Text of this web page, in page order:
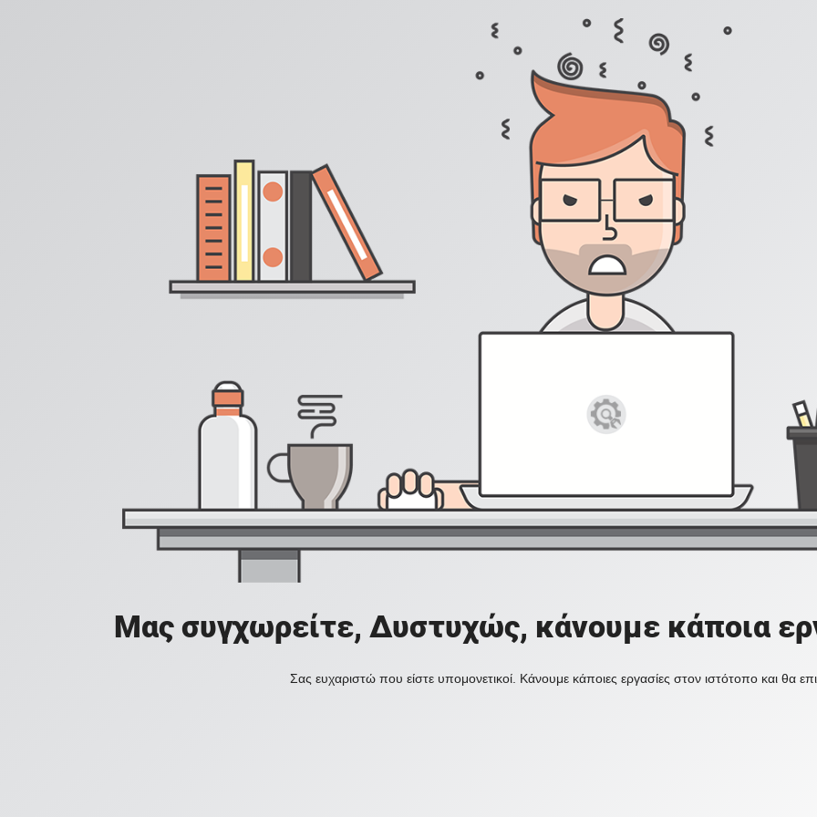
Μας συγχωρείτε, Δυστυχώς, κάνουμε κάποια
Σας ευχαριστώ που είστε υπομονετικοί. Κάνουμε κάποιες εργασίες στον ιστότοπο και θα